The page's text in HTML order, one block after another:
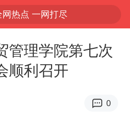
网热点 一网打尽
管理学院第七次
顺利召开
0